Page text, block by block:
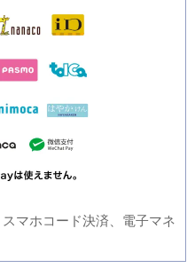
マホコード決済、電子マネ